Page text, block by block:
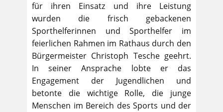
für ihren Einsatz und ihre Leistung
wurden die frisch gebackenen
Sporthelferinnen und Sporthelfer im
feierlichen Rahmen im Rathaus durch den
Bürgermeister Christoph Tesche geehrt.
In seiner Ansprache lobte er das
Engagement der Jugendlichen und
betonte die wichtige Rolle, die junge
Menschen im Bereich des Sports und der